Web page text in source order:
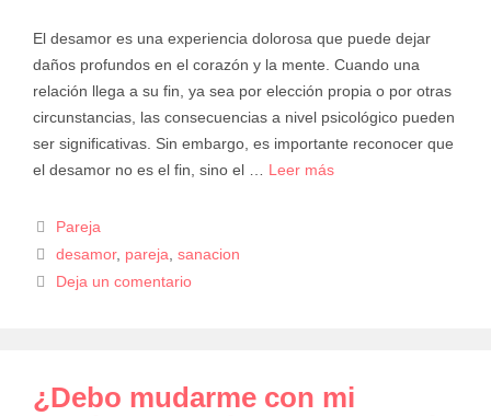
El desamor es una experiencia dolorosa que puede dejar
daños profundos en el corazón y la mente. Cuando una
relación llega a su fin, ya sea por elección propia o por otras
circunstancias, las consecuencias a nivel psicológico pueden
ser significativas. Sin embargo, es importante reconocer que
el desamor no es el fin, sino el … Leer más
Pareja
desamor, pareja ,sanacion
Deja un comentario
¿Debo mudarme con mi